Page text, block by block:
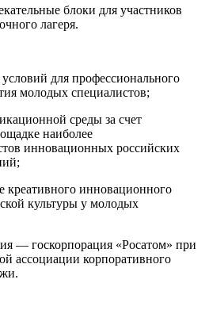
блоки для участников
лагеря.
для профессионального
молодых специалистов;
среды за счет
наиболее
инновационных российских
креативного инновационного
культуры у молодых
— госкорпорация «Росатом» при
ассоциации корпоративного